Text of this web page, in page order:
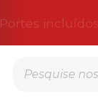
Portes